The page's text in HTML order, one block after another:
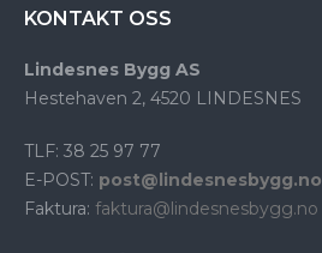
KONTAKT OSS
Lindesnes Bygg AS
Hestehaven 2, 4520 LINDESNES
TLF: 38 25 97 77
E-POST: post@lindesnesbygg.no
Faktura: faktura@lindesnesbygg.no